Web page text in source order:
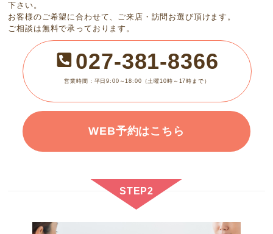
下さい。
お客様のご希望に合わせて、ご来店・訪問お選び頂けます。
ご相談は無料で承っております。
027-381-8366
営業時間：平日9:00～18:00（土曜10時～17時まで）
WEB予約はこちら
STEP2